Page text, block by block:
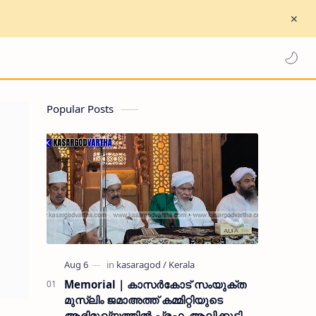
Popular Posts
Memorial | കാസർകോട് സംയുക്ത
മുസ്ലിം ജമാഅത്ത് കമ്മിറ്റിയുടെ